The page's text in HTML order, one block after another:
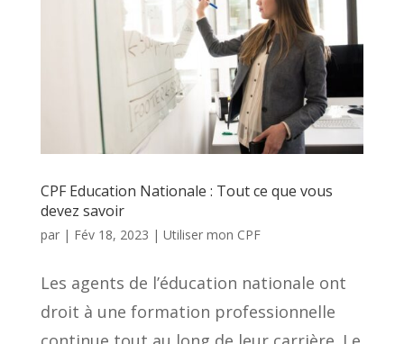
CPF Education Nationale : Tout ce que vous
devez savoir
par | Fév 18, 2023 | Utiliser mon CPF
Les agents de l’éducation nationale ont
droit à une formation professionnelle